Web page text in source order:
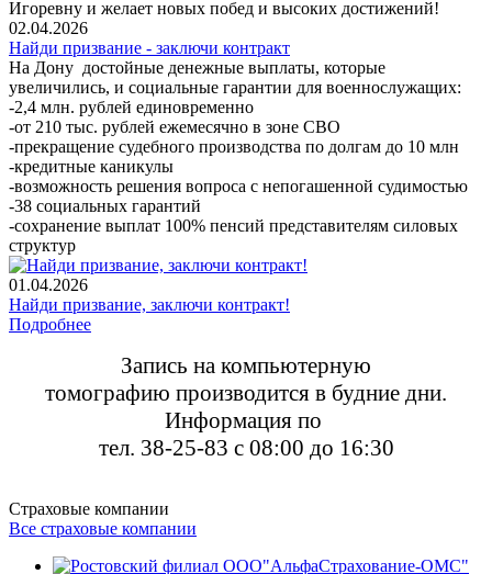
Игоревну и желает новых побед и высоких достижений!
02.04.2026
Найди призвание - заключи контракт
На Дону достойные денежные выплаты, которые
увеличились, и социальные гарантии для военнослужащих:
-2,4 млн. рублей единовременно
-от 210 тыс. рублей ежемесячно в зоне СВО
-прекращение судебного производства по долгам до 10 млн
-кредитные каникулы
-возможность решения вопроса с непогашенной судимостью
-38 социальных гарантий
-сохранение выплат 100% пенсий представителям силовых
структур
01.04.2026
Найди призвание, заключи контракт!
Подробнее
Запись на компьютерную
томографию производится в будние дни.
Информация по
тел. 38-25-83 с 08:00 до 16:30
Страховые компании
Все страховые компании